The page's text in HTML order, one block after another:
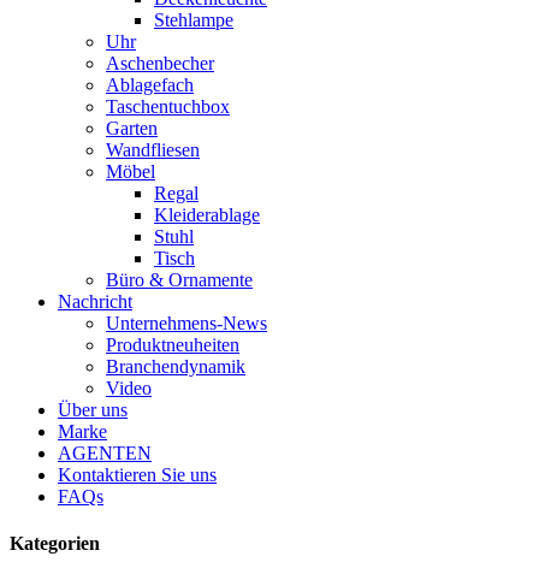
Stehlampe
Uhr
Aschenbecher
Ablagefach
Taschentuchbox
Garten
Wandfliesen
Möbel
Regal
Kleiderablage
Stuhl
Tisch
Büro & Ornamente
Nachricht
Unternehmens-News
Produktneuheiten
Branchendynamik
Video
Über uns
Marke
AGENTEN
Kontaktieren Sie uns
FAQs
Kategorien